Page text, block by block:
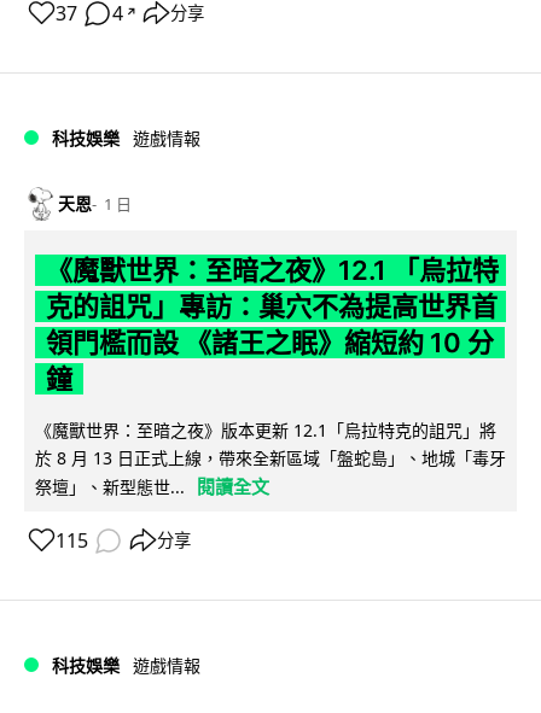
37 4 ↗ 分享
科技娛樂 遊戲情報
天恩 1 日
《魔獸世界：至暗之夜》12.1 「烏拉特
克的詛咒」專訪：巢穴不為提高世界首
領門檻而設 《諸王之眠》縮短約 10 分
鐘
《魔獸世界：至暗之夜》版本更新 12.1「烏拉特克的詛咒」將
於 8 月 13 日正式上線，帶來全新區域「盤蛇島」、地城「毒牙
祭壇」、新型態世...
閱讀全文
115 分享
科技娛樂 遊戲情報